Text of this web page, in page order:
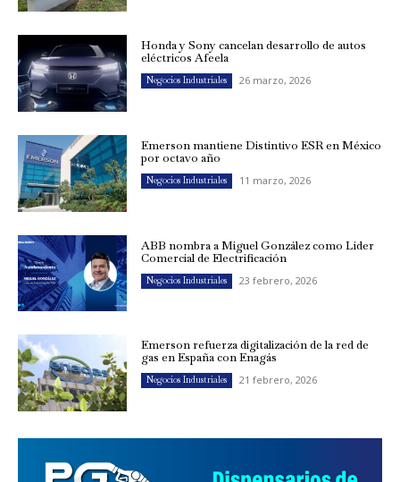
Honda y Sony cancelan desarrollo de autos
eléctricos Afeela
Negocios Industriales 26 marzo, 2026
Emerson mantiene Distintivo ESR en México
por octavo año
Negocios Industriales 11 marzo, 2026
ABB nombra a Miguel González como Líder
Comercial de Electrificación
Negocios Industriales 23 febrero, 2026
Emerson refuerza digitalización de la red de
gas en España con Enagás
Negocios Industriales 21 febrero, 2026